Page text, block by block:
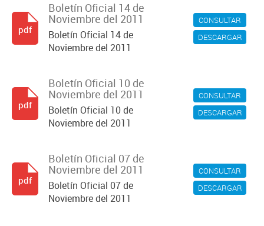
CONSULTAR
DESCARGAR
Boletín Oficial 14 de
Noviembre del 2011
Boletín Oficial 14 de
Noviembre del 2011
pdf
CONSULTAR
DESCARGAR
Boletín Oficial 10 de
Noviembre del 2011
Boletín Oficial 10 de
Noviembre del 2011
pdf
CONSULTAR
DESCARGAR
Boletín Oficial 07 de
Noviembre del 2011
Boletín Oficial 07 de
Noviembre del 2011
pdf